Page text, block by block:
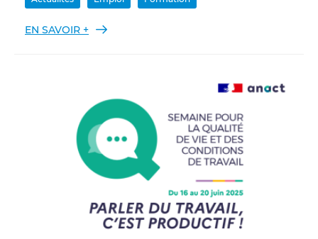
EN SAVOIR +